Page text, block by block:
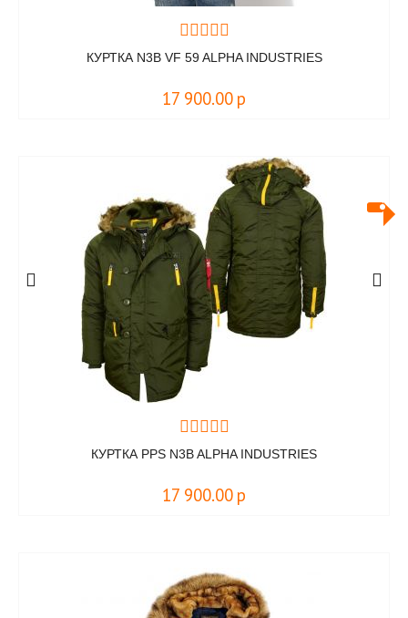
КУРТКА N3B VF 59 ALPHA INDUSTRIES
17 900.00 р
КУРТКА PPS N3B ALPHA INDUSTRIES
17 900.00 р